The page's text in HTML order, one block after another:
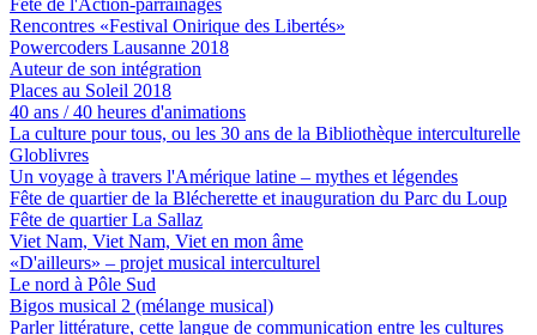
Fête de l'Action-parrainages
Rencontres «Festival Onirique des Libertés»
Powercoders Lausanne 2018
Auteur de son intégration
Places au Soleil 2018
40 ans / 40 heures d'animations
La culture pour tous, ou les 30 ans de la Bibliothèque interculturelle
Globlivres
Un voyage à travers l'Amérique latine – mythes et légendes
Fête de quartier de la Blécherette et inauguration du Parc du Loup
Fête de quartier La Sallaz
Viet Nam, Viet Nam, Viet en mon âme
«D'ailleurs» – projet musical interculturel
Le nord à Pôle Sud
Bigos musical 2 (mélange musical)
Parler littérature, cette langue de communication entre les cultures